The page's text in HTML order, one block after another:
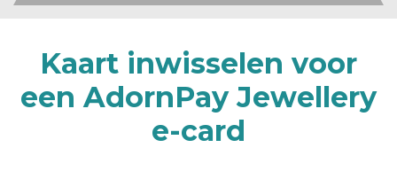
Kaart inwisselen voor
een AdornPay Jewellery
e-card